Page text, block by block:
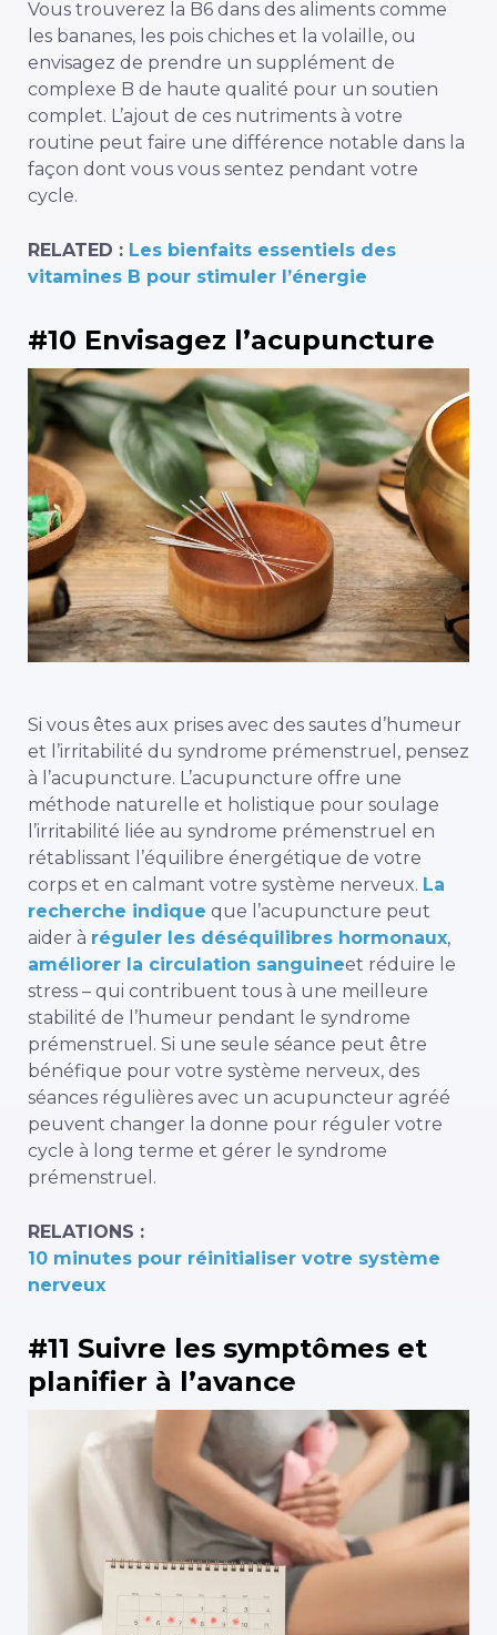
Vous trouverez la B6 dans des aliments comme
les bananes, les pois chiches et la volaille, ou
envisagez de prendre un supplément de
complexe B de haute qualité pour un soutien
complet. L’ajout de ces nutriments à votre
routine peut faire une différence notable dans la
façon dont vous vous sentez pendant votre
cycle.
RELATED : Les bienfaits essentiels des
vitamines B pour stimuler l’énergie
#10 Envisagez l’acupuncture
Si vous êtes aux prises avec des sautes d’humeur
et l’irritabilité du syndrome prémenstruel, pensez
à l’acupuncture. L’acupuncture offre une
méthode naturelle et holistique pour soulage
l’irritabilité liée au syndrome prémenstruel en
rétablissant l’équilibre énergétique de votre
corps et en calmant votre système nerveux. La
recherche indique que l’acupuncture peut
aider à réguler les déséquilibres hormonaux,
améliorer la circulation sanguineet réduire le
stress – qui contribuent tous à une meilleure
stabilité de l’humeur pendant le syndrome
prémenstruel. Si une seule séance peut être
bénéfique pour votre système nerveux, des
séances régulières avec un acupuncteur agréé
peuvent changer la donne pour réguler votre
cycle à long terme et gérer le syndrome
prémenstruel.
RELATIONS :
10 minutes pour réinitialiser votre système
nerveux
#11 Suivre les symptômes et
planifier à l’avance